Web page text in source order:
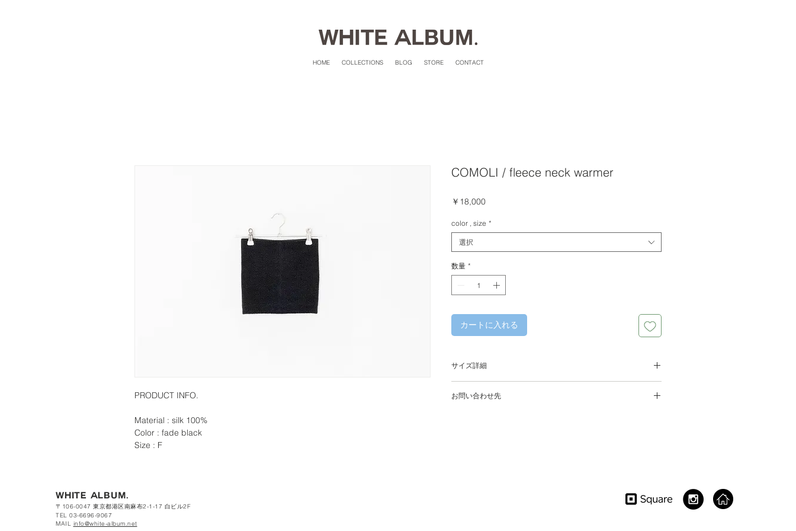
HOME COLLECTIONS BLOG STORE CONTACT
PRODUCT INFO.
Material : silk 100%
Color : fade black
Size : F
COMOLI / fleece neck warmer
￥18,000価
color , size *
選択
数量 *
カートに入れる
サイズ詳細
お問い合わせ先
WHITE ALBUM.
〒106-0047 東京都港区南麻布2-1-17 白ビル2F
TEL 03-6696-9067
MAIL info@white-album.net